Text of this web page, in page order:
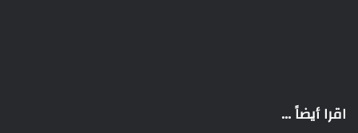
اقرا أيضاً ...